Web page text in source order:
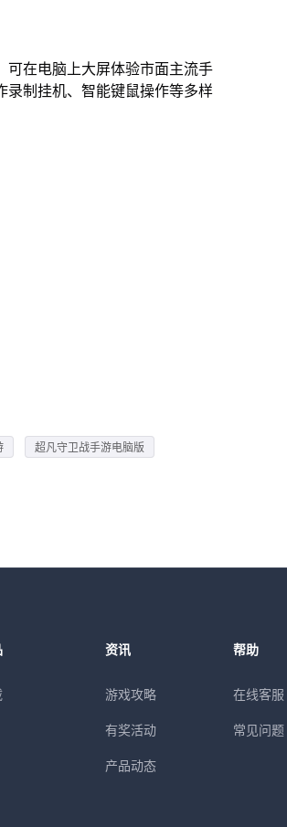
可在电脑上大屏体验市面主流手
制挂机、智能键鼠操作等多样
超凡守卫战手游电脑版
资讯
游戏攻略
有奖活动
产品动态
帮助
在线客服
常见问题